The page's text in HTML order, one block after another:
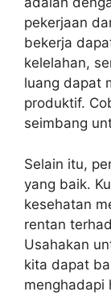
pekerjaan
bekerja
kelelahan,
luang dapat
produktif.
seimbang
Selain itu,
yang baik.
kesehatan
rentan
Usahakan
kita dapat
menghadapi